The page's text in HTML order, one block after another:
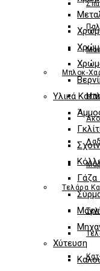
Μπλοκ-
Τελάρα
Υλικά
Γάζα
Χύτευση